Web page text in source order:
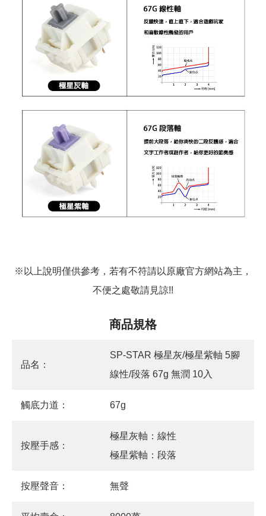
※以上說明僅供參考，若有不符請以原廠官方網站為主，
不便之處敬請見諒!!
商品規格
品名：
SP-STAR 極星灰/極星紫軸 5腳
線性/段落 67g 無潤 10入
觸底力道： 67g
按壓手感：
極星灰軸：線性
極星紫軸：段落
按壓聲音： 無聲